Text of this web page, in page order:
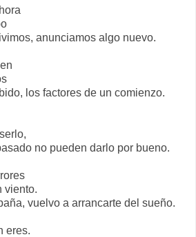
anunciamos algo nuevo.
los factores de un comienzo.
no pueden darlo por bueno.
viento.
vuelvo a arrancarte del sueño.
eres.